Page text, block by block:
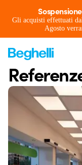
Gli acquisti effettuati
Agosto